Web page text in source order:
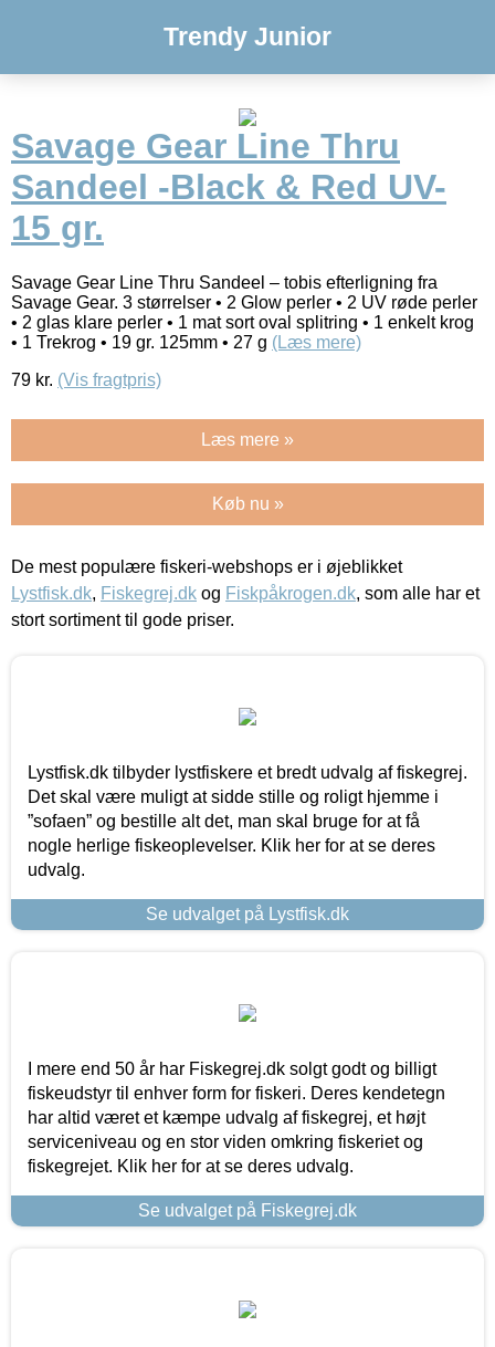
Trendy Junior
Savage Gear Line Thru
Sandeel -Black & Red UV-
15 gr.
Savage Gear Line Thru Sandeel – tobis efterligning fra
Savage Gear. 3 størrelser • 2 Glow perler • 2 UV røde perler
• 2 glas klare perler • 1 mat sort oval splitring • 1 enkelt krog
• 1 Trekrog • 19 gr. 125mm • 27 g (Læs mere)
79 kr. (Vis fragtpris)
Læs mere »
Køb nu »
De mest populære fiskeri-webshops er i øjeblikket
Lystfisk.dk, Fiskegrej.dk og Fiskpåkrogen.dk, som alle har et
stort sortiment til gode priser.
Lystfisk.dk tilbyder lystfiskere et bredt udvalg af fiskegrej.
Det skal være muligt at sidde stille og roligt hjemme i
”sofaen” og bestille alt det, man skal bruge for at få
nogle herlige fiskeoplevelser. Klik her for at se deres
udvalg.
Se udvalget på Lystfisk.dk
I mere end 50 år har Fiskegrej.dk solgt godt og billigt
fiskeudstyr til enhver form for fiskeri. Deres kendetegn
har altid været et kæmpe udvalg af fiskegrej, et højt
serviceniveau og en stor viden omkring fiskeriet og
fiskegrejet. Klik her for at se deres udvalg.
Se udvalget på Fiskegrej.dk